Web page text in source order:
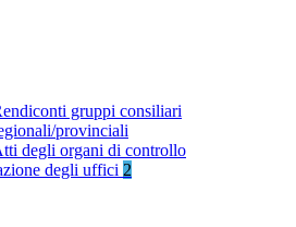
gruppi consiliari
provinciali
degli organi di controllo
degli uffici 2